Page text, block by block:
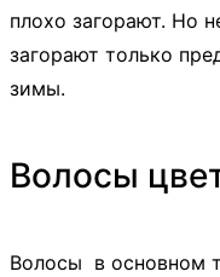
плохо загорают. Но
загорают только
зимы.
Волосы
Волосы в основном